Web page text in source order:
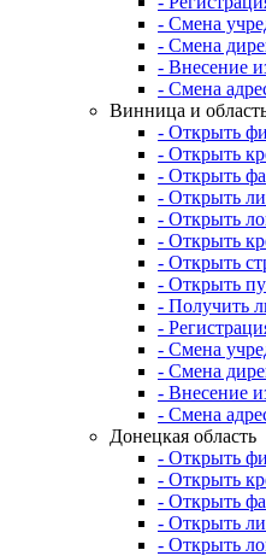
- Смена
- Смена
- Внесение
- Смена
Винница и
- Открыть
- Открыть
- Открыть
- Открыть
- Открыть
- Открыть
- Открыть
- Открыть
- Получить
-
- Смена
- Смена
- Внесение
- Смена
Донецкая область
- Открыть
- Открыть
- Открыть
- Открыть
- Открыть